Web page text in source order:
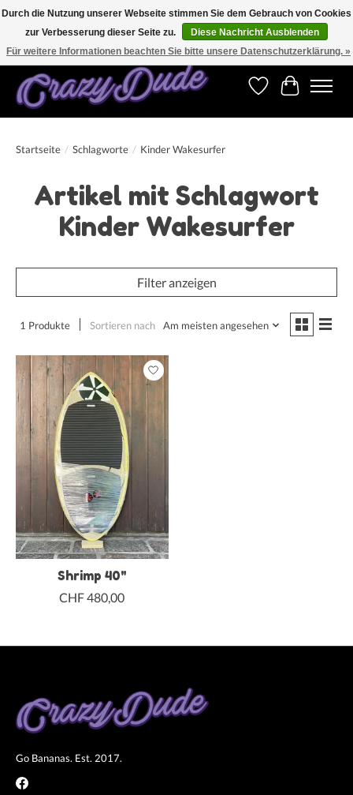
Versandkostenfrei bestellen ab CHF 200.00 in der Schweiz und ab EUR 250.00 in den
meisten Ländern weltweit.
Wunschzettel
Ihr
Startseite / Schlagworte / Kinder Wakesurfer
Artikel mit Schlagwort
Kinder Wakesurfer
Filter anzeigen
1 Produkte Sortieren nach Am meisten angesehen
Shrimp 40"
CHF 480,00
Go Bananas. Est. 2017.
Durch die Nutzung unserer Webseite stimmen Sie dem Gebrauch von Cookies
zur Verbesserung dieser Seite zu.
Diese Nachricht Ausblenden
Für weitere Informationen beachten Sie bitte unsere Datenschutzerklärung. »